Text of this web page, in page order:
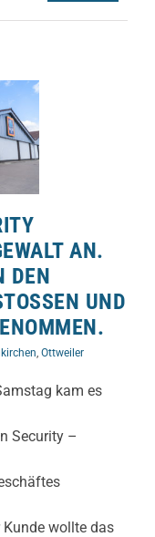
AN.
DEN
UND I
Ottweiler
kam es
Security –
Kunde wollte das